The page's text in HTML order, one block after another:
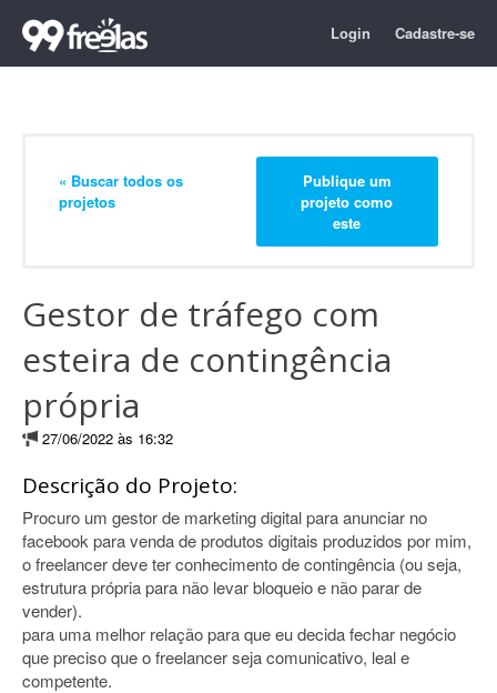
Login Cadastre-se
« Buscar todos os
projetos
Publique um
projeto como
este
Gestor de tráfego com
esteira de contingência
própria
27/06/2022 às 16:32
Descrição do Projeto:
Procuro um gestor de marketing digital para anunciar no
facebook para venda de produtos digitais produzidos por mim,
o freelancer deve ter conhecimento de contingência (ou seja,
estrutura própria para não levar bloqueio e não parar de
vender).
para uma melhor relação para que eu decida fechar negócio
que preciso que o freelancer seja comunicativo, leal e
competente.